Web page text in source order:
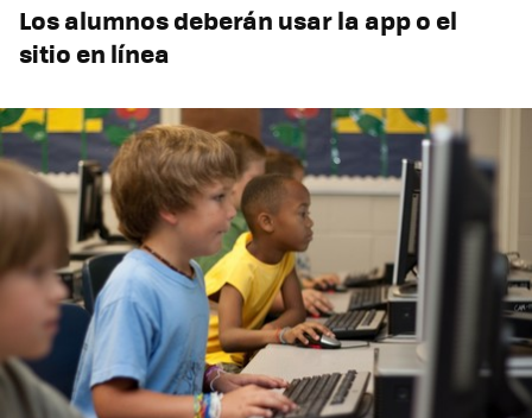
Los alumnos deberán usar la app o el
sitio en línea